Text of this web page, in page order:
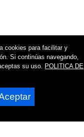
cookies para facilitar y
Si continúas navegando,
su uso. POLITICA DE